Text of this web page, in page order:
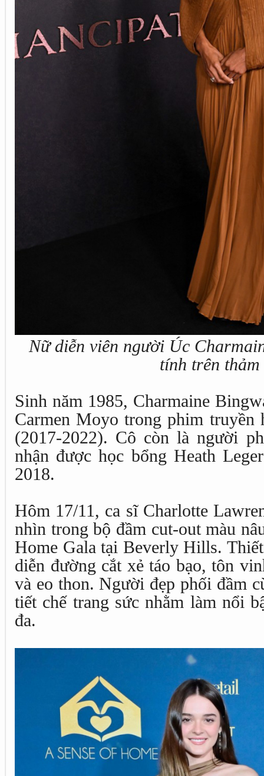
Nữ diễn viên người Úc
tính trên thảm
Sinh năm 1985, Charmaine
Carmen Moyo trong phim
(2017-2022). Cô còn là người
nhận được học bổng Heath
2018.
Hôm 17/11, ca sĩ Charlotte
nhìn trong bộ đầm cut-out màu
Home Gala tại Beverly Hills.
diễn đường cắt xẻ táo bạo, tôn
và eo thon. Người đẹp phối đầm
tiết chế trang sức nhằm làm nổi
đa.